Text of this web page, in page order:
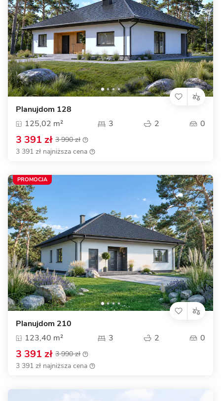
Planujdom 128
125,02 m²
3 2 0
3 391 zł 3 990 zł
3 391 zł najniższa cena
Planujdom 210
123,40 m²
3 2 0
3 391 zł 3 990 zł
3 391 zł najniższa cena
PROMOCJA